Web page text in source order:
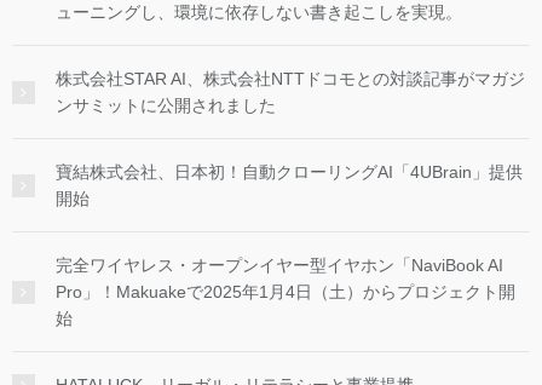
ューニングし、環境に依存しない書き起こしを実現。
株式会社STAR AI、株式会社NTTドコモとの対談記事がマガジ
ンサミットに公開されました
寶結株式会社、日本初！自動クローリングAI「4UBrain」提供
開始
完全ワイヤレス・オープンイヤー型イヤホン「NaviBook AI
Pro」！Makuakeで2025年1月4日（土）からプロジェクト開
始